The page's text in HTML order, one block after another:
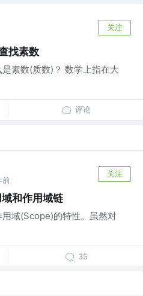
关注
找素数
素数(质数)？ 数学上指在大
评论
前
关注
和作用域链
域(Scope)的特性。虽然对
35